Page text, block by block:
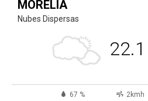
MORELIA
Nubes Dispersas
22.1
67 % 2kmh